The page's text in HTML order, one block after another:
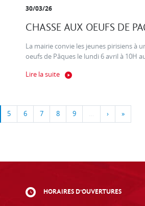
30/03/26
CHASSE AUX OEUFS DE
La mairie convie les jeunes pirisiens à
oeufs de Pâques le lundi 6 avril à 10H
Lire la suite
5 6 7 8 9 … › »
HORAIRES D'OUVERTURES